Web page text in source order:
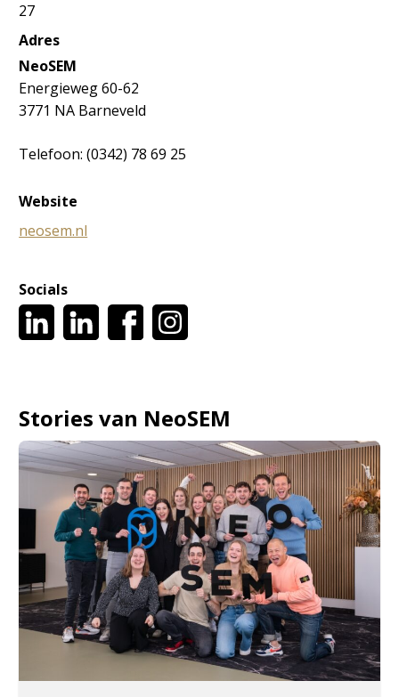
27
Adres
NeoSEM
Energieweg 60-62
3771 NA Barneveld
Telefoon: (0342) 78 69 25
Website
neosem.nl
Socials
Stories van NeoSEM